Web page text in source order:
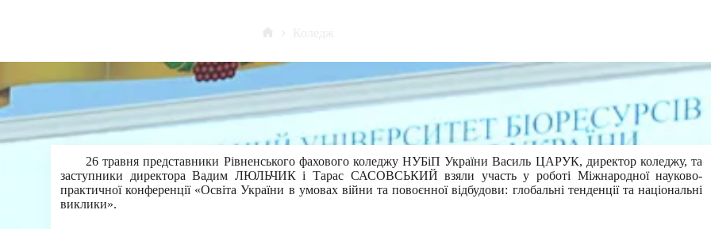
Коледж
26 травня представники Рівненського фахового коледжу НУБіП України Василь ЦАРУК, директор коледжу, та
заступники директора Вадим ЛЮЛЬЧИК і Тарас САСОВСЬКИЙ взяли участь у роботі Міжнародної науково-
практичної конференції «Освіта України в умовах війни та повоєнної відбудови: глобальні тенденції та національні
виклики».